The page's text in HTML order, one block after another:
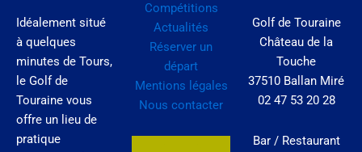
Idéalement situé
à quelques
minutes de Tours,
le Golf de
Touraine vous
offre un lieu de
pratique
Compétitions
Actualités
Réserver un
départ
Mentions légales
Nous contacter
Golf de Touraine
Château de la
Touche
37510 Ballan Miré
02 47 53 20 28
Bar / Restaurant